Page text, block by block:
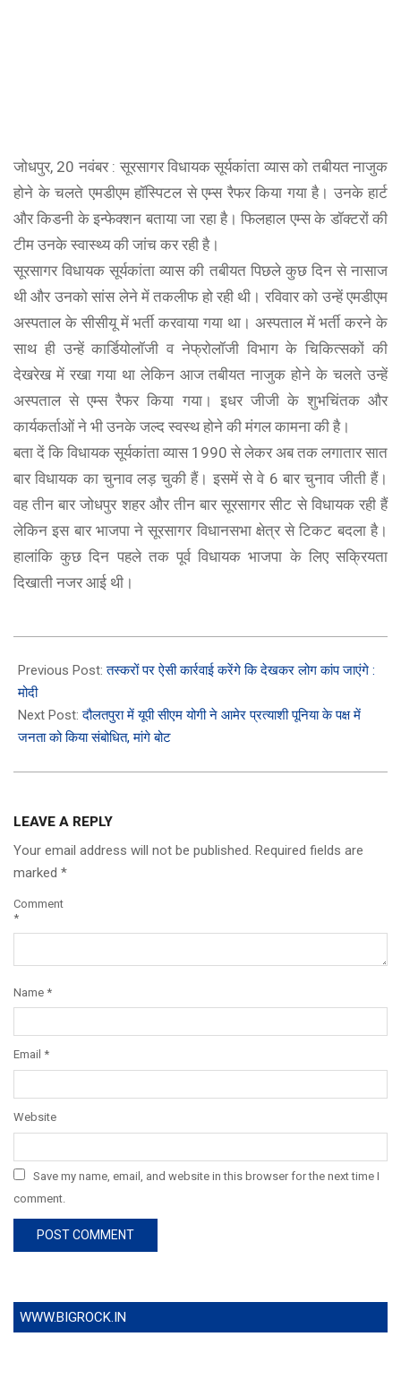
जोधपुर, 20 नवंबर : सूरसागर विधायक सूर्यकांता व्यास को तबीयत नाजुक
होने के चलते एमडीएम हॉस्पिटल से एम्स रैफर किया गया है। उनके हार्ट
और किडनी के इन्फेक्शन बताया जा रहा है। फिलहाल एम्स के डॉक्टरों की
टीम उनके स्वास्थ्य की जांच कर रही है।
सूरसागर विधायक सूर्यकांता व्यास की तबीयत पिछले कुछ दिन से नासाज
थी और उनको सांस लेने में तकलीफ हो रही थी। रविवार को उन्हें एमडीएम
अस्पताल के सीसीयू में भर्ती करवाया गया था। अस्पताल में भर्ती करने के
साथ ही उन्हें कार्डियोलॉजी व नेफ्रोलॉजी विभाग के चिकित्सकों की
देखरेख में रखा गया था लेकिन आज तबीयत नाजुक होने के चलते उन्हें
अस्पताल से एम्स रैफर किया गया। इधर जीजी के शुभचिंतक और
कार्यकर्ताओं ने भी उनके जल्द स्वस्थ होने की मंगल कामना की है।
बता दें कि विधायक सूर्यकांता व्यास 1990 से लेकर अब तक लगातार सात
बार विधायक का चुनाव लड़ चुकी हैं। इसमें से वे 6 बार चुनाव जीती हैं।
वह तीन बार जोधपुर शहर और तीन बार सूरसागर सीट से विधायक रही हैं
लेकिन इस बार भाजपा ने सूरसागर विधानसभा क्षेत्र से टिकट बदला है।
हालांकि कुछ दिन पहले तक पूर्व विधायक भाजपा के लिए सक्रियता
दिखाती नजर आई थी।
11-
20
Previous Post:तस्करों पर ऐसी कार्रवाई करेंगे कि देखकर लोग कांप जाएंगे :
मोदी
Next Post:दौलतपुरा में यूपी सीएम योगी ने आमेर प्रत्याशी पूनिया के पक्ष में
जनता को किया संबोधित, मांगे बोट
LEAVE A REPLY
Your email address will not be published. Required fields are
marked *
Comment
*
Name *
Email *
Website
Save my name, email, and website in this browser for the next time I
comment.
WWW.BIGROCK.IN